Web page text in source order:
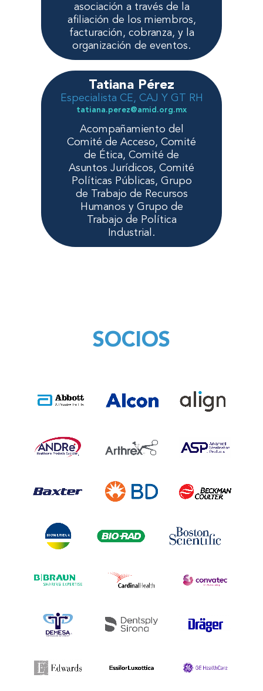
asociación a través de la
afiliación de los miembros,
facturación, cobranza, y la
organización de eventos.
Tatiana Pérez
Especialista CE, CAJ Y GT RH
tatiana.perez@amid.org.mx
Acompañamiento del
Comité de Acceso, Comité
de Ética, Comité de
Asuntos Jurídicos, Comité
Políticas Públicas, Grupo
de Trabajo de Recursos
Humanos y Grupo de
Trabajo de Política
Industrial.
SOCIOS